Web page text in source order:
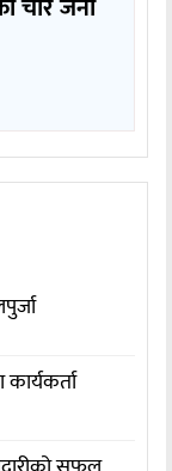
चार जना